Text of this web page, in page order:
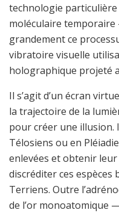
technologie
moléculaire temporaire
grandement ce
vibratoire visuelle
holographique projeté
Il s’agit d’un écran
la trajectoire de la
pour créer une illusion.
Télosiens ou en
enlevées et obtenir
discréditer ces espèces
Terriens. Outre
de l’or monoatomique